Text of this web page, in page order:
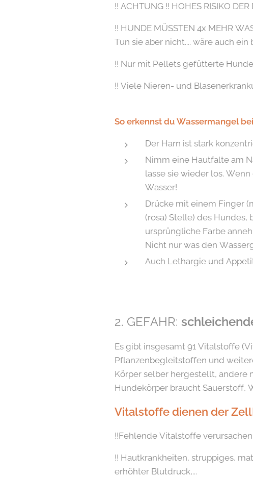
!! ACHTUNG !! HOHES RISIKO
!! HUNDE MÜSSTEN 4x MEHR
Tun sie aber nicht.... wäre auch
!! Nur mit Pellets gefütterte
!! Viele Nieren- und
So erkennst du Wassermangel
Der Harn ist stark
Nimm eine Hautfalte am
lasse sie wieder los.
Wasser!
Drücke mit einem Finger
(rosa) Stelle) des Hundes,
ursprüngliche Farbe
Nicht nur was den
Auch Lethargie und
2. GEFAHR:
Es gibt insgesamt 91 Vitalstoffe
Pflanzenbegleitstoffen und
Körper selber hergestellt, andere
Hundekörper braucht Sauerstoff,
Vitalstoffe dienen der
!!Fehlende Vitalstoffe verursachen
!! Hautkrankheiten, struppiges,
erhöhter Blutdruck,...